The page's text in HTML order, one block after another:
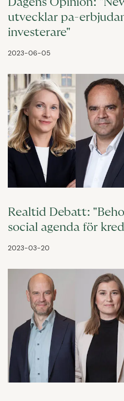
Dagens Opinion:
utvecklar pa-
investerare"
2023-06-05
Realtid Debatt:
social agenda för
2023-03-20